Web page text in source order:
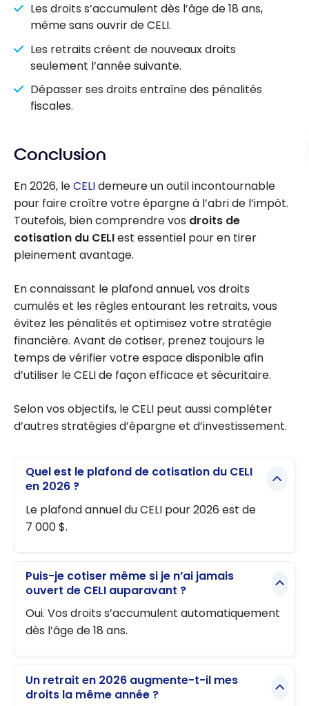
Les droits s’accumulent dès l’âge de 18 ans,
même sans ouvrir de CELI.
Les retraits créent de nouveaux droits
seulement l’année suivante.
Dépasser ses droits entraîne des pénalités
fiscales.
Conclusion
En 2026, leCELIdemeure un outil incontournable
pour faire croître votre épargne à l’abri de l’impôt.
Toutefois, bien comprendre vos droits de
cotisation du CELIest essentiel pour en tirer
pleinement avantage.
En connaissant le plafond annuel, vos droits
cumulés et les règles entourant les retraits, vous
évitez les pénalités et optimisez votre stratégie
financière. Avant de cotiser, prenez toujours le
temps de vérifier votre espace disponible afin
d’utiliser le CELI de façon efficace et sécuritaire.
Selon vos objectifs, le CELI peut aussi compléter
d’autres stratégies d’épargne et d’investissement.
Quel est le plafond de cotisation du CELI
en 2026 ?
Le plafond annuel du CELI pour 2026 est de
7 000 $.
Puis-je cotiser même si je n’ai jamais
ouvert de CELI auparavant ?
Oui. Vos droits s’accumulent automatiquement
dès l’âge de 18 ans.
Un retrait en 2026 augmente-t-il mes
droits la même année ?